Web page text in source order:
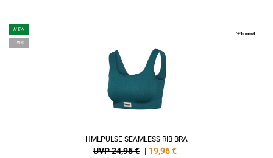
NEW
-20%
HMLPULSE SEAMLESS RIB BRA
UVP 24,95 € | 19,96€